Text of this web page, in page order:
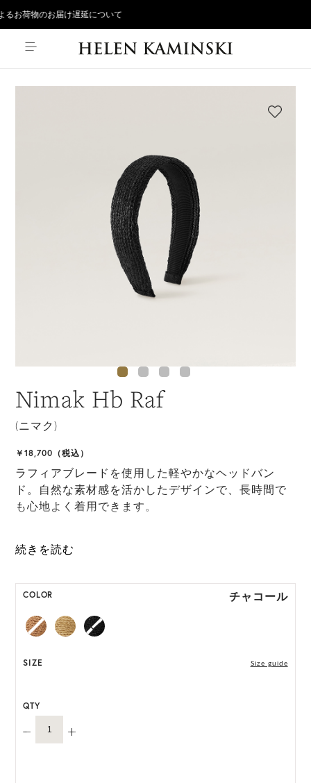
お荷物のお届け遅延について
Nimak Hb Raf
(ニマク)
￥18,700（税込）
ラフィアブレードを使用した軽やかなヘッドバン
ド。自然な素材感を活かしたデザインで、長時間で
も心地よく着用できます。
*ハンドクラフト製品のため、製品サイズは多少の個
COLOR チャコール
SIZE Size guide
QTY